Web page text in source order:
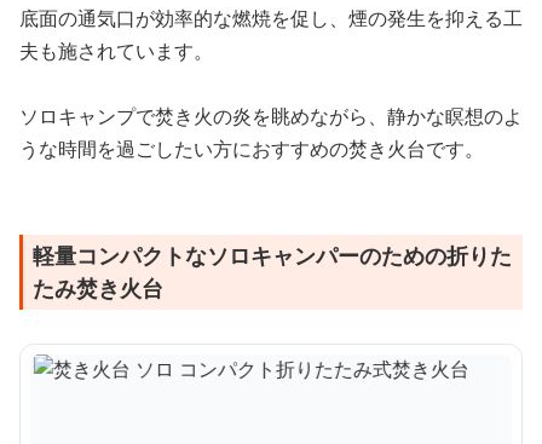
底面の通気口が効率的な燃焼を促し、煙の発生を抑える工
夫も施されています。
ソロキャンプで焚き火の炎を眺めながら、静かな瞑想のよ
うな時間を過ごしたい方におすすめの焚き火台です。
軽量コンパクトなソロキャンパーのための折りた
たみ焚き火台